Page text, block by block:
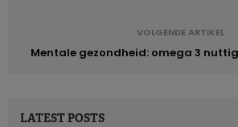
VOLGENDE ARTIKEL
Mentale gezondheid: omega 3
LATEST POSTS